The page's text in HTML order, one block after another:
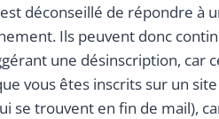
déconseillé de répondre à
Ils peuvent donc
une désinscription, car
vous êtes inscrits sur un
se trouvent en fin de mail),